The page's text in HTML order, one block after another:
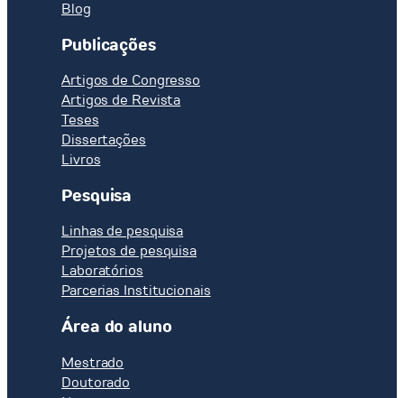
Blog
Publicações
Artigos de Congresso
Artigos de Revista
Teses
Dissertações
Livros
Pesquisa
Linhas de pesquisa
Projetos de pesquisa
Laboratórios
Parcerias Institucionais
Área do aluno
Mestrado
Doutorado